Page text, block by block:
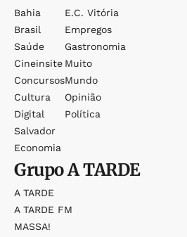
Bahia
Brasil
Saúde
Cineinsite
Concursos
Cultura
Digital
Salvador
Economia
E.c. Vitória
Empregos
Gastronomia
Muito
Mundo
Opinião
Política
GrupoA TARDE
A TARDE
A TARDE FM
MASSA!